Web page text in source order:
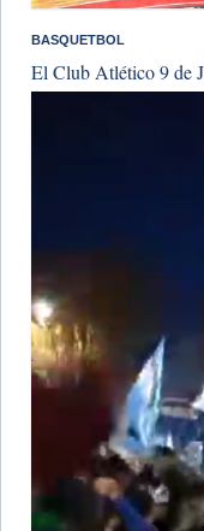
BASQUETBOL
El Club Atlético 9 de